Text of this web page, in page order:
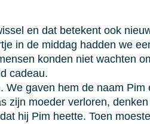
en dat betekent ook
in de middag hadden we
konden niet wachten
cadeau.
gaven hem de naam
zijn moeder verloren,
hij Pim heette. Toen